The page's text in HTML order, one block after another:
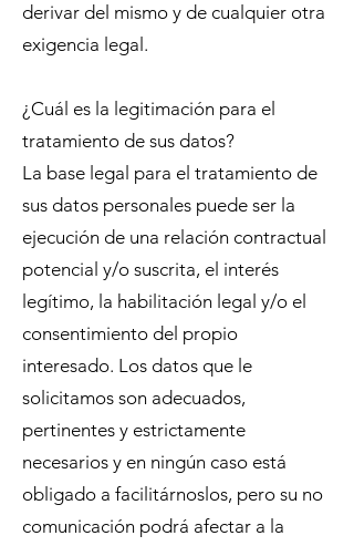
derivar del mismo y de cualquier otra
exigencia legal.
¿Cuál es la legitimación para el
tratamiento de sus datos?
La base legal para el tratamiento de
sus datos personales puede ser la
ejecución de una relación contractual
potencial y/o suscrita, el interés
legítimo, la habilitación legal y/o el
consentimiento del propio
interesado. Los datos que le
solicitamos son adecuados,
pertinentes y estrictamente
necesarios y en ningún caso está
obligado a facilitárnoslos, pero su no
comunicación podrá afectar a la